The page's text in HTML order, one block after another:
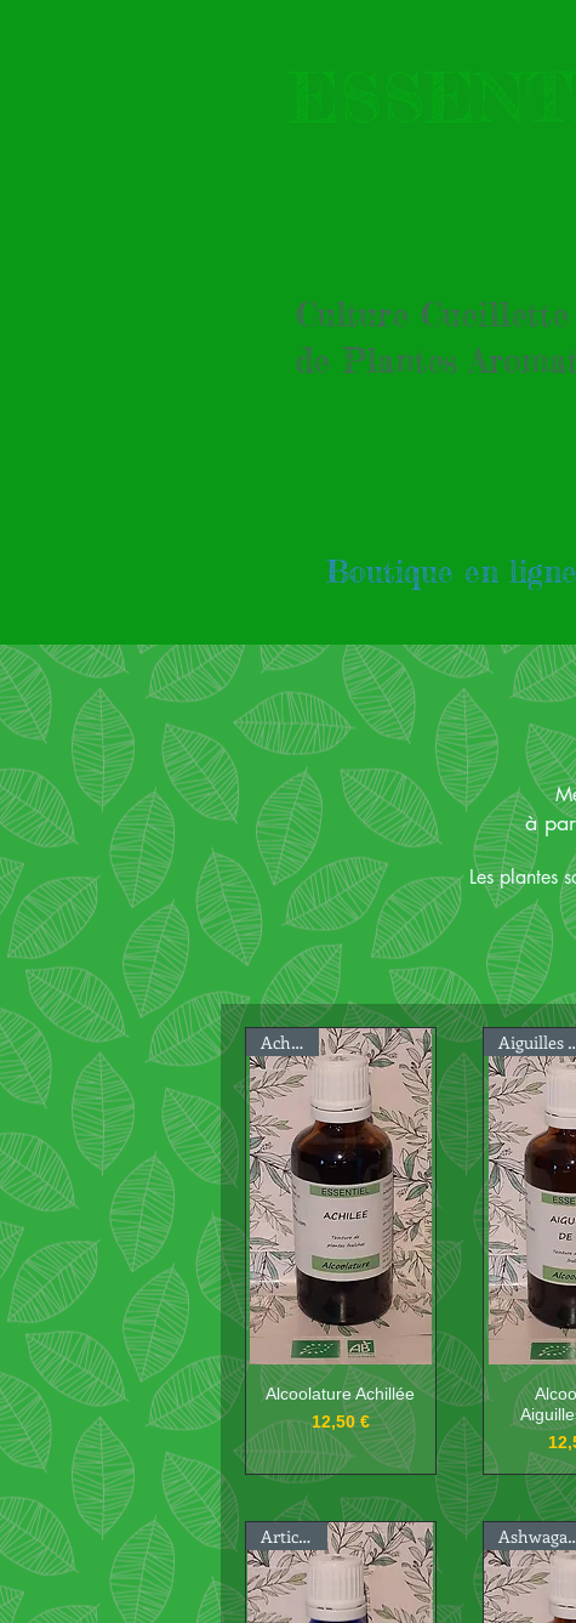
Culture
de Plantes
Boutique en ligne
à
Les plantes
Achillée
Alcoolature Achillée
Prix
12,50 €
Artichaut